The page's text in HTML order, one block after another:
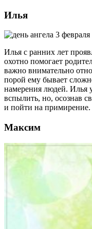
Илья
Илья с ранних лет
охотно помогает
важно внимательно
порой ему бывает
намерения людей. Илья
вспылить, но, осознав
и пойти на примирение.
Максим